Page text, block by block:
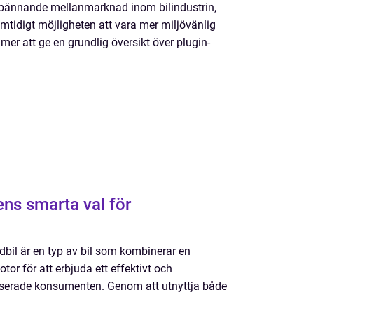
mellanmarknad inom bilindustrin,
möjligheten att vara mer miljövänlig
att ge en grundlig översikt över plugin-
smarta val för
är en typ av bil som kombinerar en
för att erbjuda ett effektivt och
konsumenten. Genom att utnyttja både